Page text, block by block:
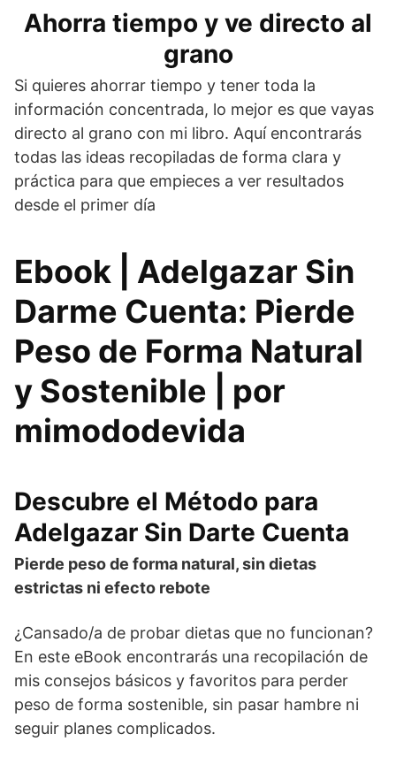
Ahorra tiempo y ve directo al
grano
Si quieres ahorrar tiempo y tener toda la
información concentrada, lo mejor es que vayas
directo al grano con mi libro. Aquí encontrarás
todas las ideas recopiladas de forma clara y
práctica para que empieces a ver resultados
desde el primer día
Ebook | Adelgazar Sin
Darme Cuenta: Pierde
Peso de Forma Natural
y Sostenible | por
mimododevida
Descubre el Método para
Adelgazar Sin Darte Cuenta
Pierde peso de forma natural, sin dietas
estrictas ni efecto rebote
¿Cansado/a de probar dietas que no funcionan?
En este eBook encontrarás una recopilación de
mis consejos básicos y favoritos para perder
peso de forma sostenible, sin pasar hambre ni
seguir planes complicados.